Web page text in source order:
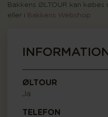
Bakkens ØLTOUR kan
eller i Bakkens Webshop
ØLTOUR
Ja
TELEFON